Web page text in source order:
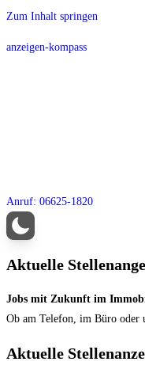
Zum Inhalt springen
anzeigen-kompass
Anruf: 06625-1820
Aktuelle
Jobs mit Zukunft im
Ob am Telefon, im Büro oder
Aktuelle